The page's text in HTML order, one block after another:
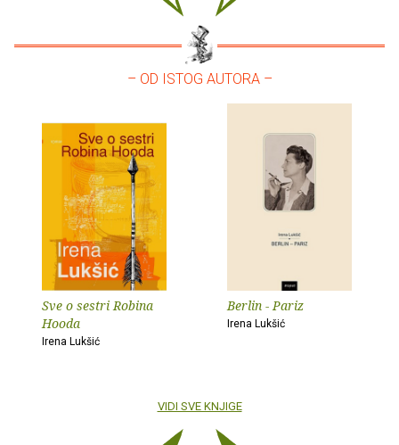
– OD ISTOG AUTORA –
Sve o sestri Robina
Hooda
Irena Lukšić
Berlin - Pariz
Irena Lukšić
VIDI SVE KNJIGE